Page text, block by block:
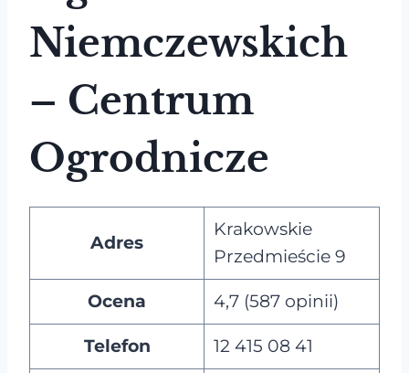
Niemczewskich
– Centrum
Ogrodnicze
Adres
Krakowskie
Przedmieście 9
Ocena 4,7 (587 opinii)
Telefon 12 415 08 41